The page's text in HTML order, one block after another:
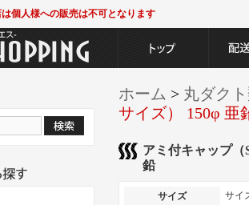
は個人様への販売は不可となります
ホーム > 丸ダク
サイズ） 150φ 亜
アミ付キャップ（
鉛
サイズ
サイ